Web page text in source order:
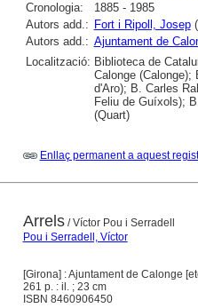
Cronologia:
1885 - 1985
Autors add.: Fort i Ripoll, Josep
Autors add.: Ajuntament de
Localització: Biblioteca de
Calonge (Calonge);
d'Aro); B. Carles
Feliu de Guíxols);
(Quart)
Enllaç permanent a aquest
Arrels/ Víctor Pou i Serradell
Pou i Serradell, Víctor
[Girona] : Ajuntament de Calonge
261 p. : il. ; 23 cm
ISBN 8460906450